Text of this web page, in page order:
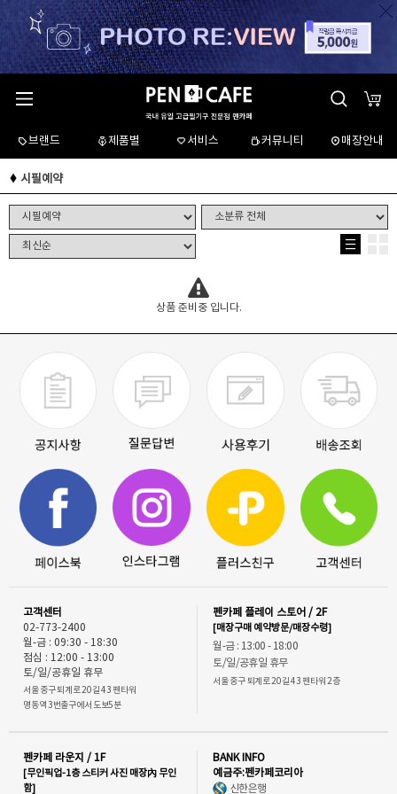
브랜드 제품별 서비스 커뮤니티 매장안내
시필예약
상품 준비중 입니다.
고객센터
02-773-2400
월-금 : 09:30 - 18:30
점심 : 12:00 - 13:00
토/일/공휴일 휴무
서울 중구 퇴계로 20길 43 펜타워
명동역 3번출구에서 도보5분
펜카페 플레이 스토어 / 2F
[매장구매 예약방문/매장수령]
월-금 : 13:00 - 18:00
토/일/공휴일 휴무
서울 중구 퇴계로 20길 43 펜타워 2층
펜카페 라운지 / 1F
[무인픽업-1층 스티커 사진 매장內 무인
함]
BANK INFO
예금주:펜카페코리아
신한은행